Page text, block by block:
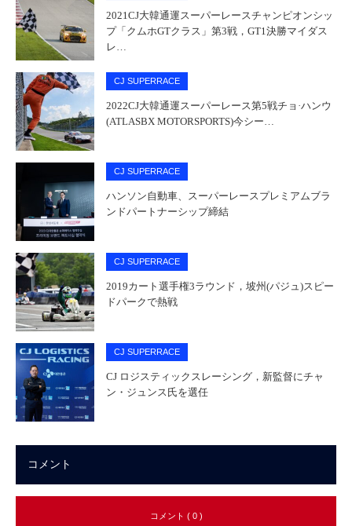
2021CJ大韓通運スーパーレースチャンピオンシッ
プ「クムホGTクラス」第3戦，GT1決勝マイダス
レ…
CJ SUPERRACE
2022CJ大韓通運スーパーレース第5戦チョ·ハンウ
(ATLASBX MOTORSPORTS)今シー…
CJ SUPERRACE
ハンソン自動車、スーパーレースプレミアムブラ
ンドパートナーシップ締結
CJ SUPERRACE
2019カート選手権3ラウンド，坡州(パジュ)スピー
ドパークで熱戦
CJ SUPERRACE
CJ ロジスティックスレーシング，新監督にチャ
ン・ジュンス氏を選任
コメント
コメント ( 0 )